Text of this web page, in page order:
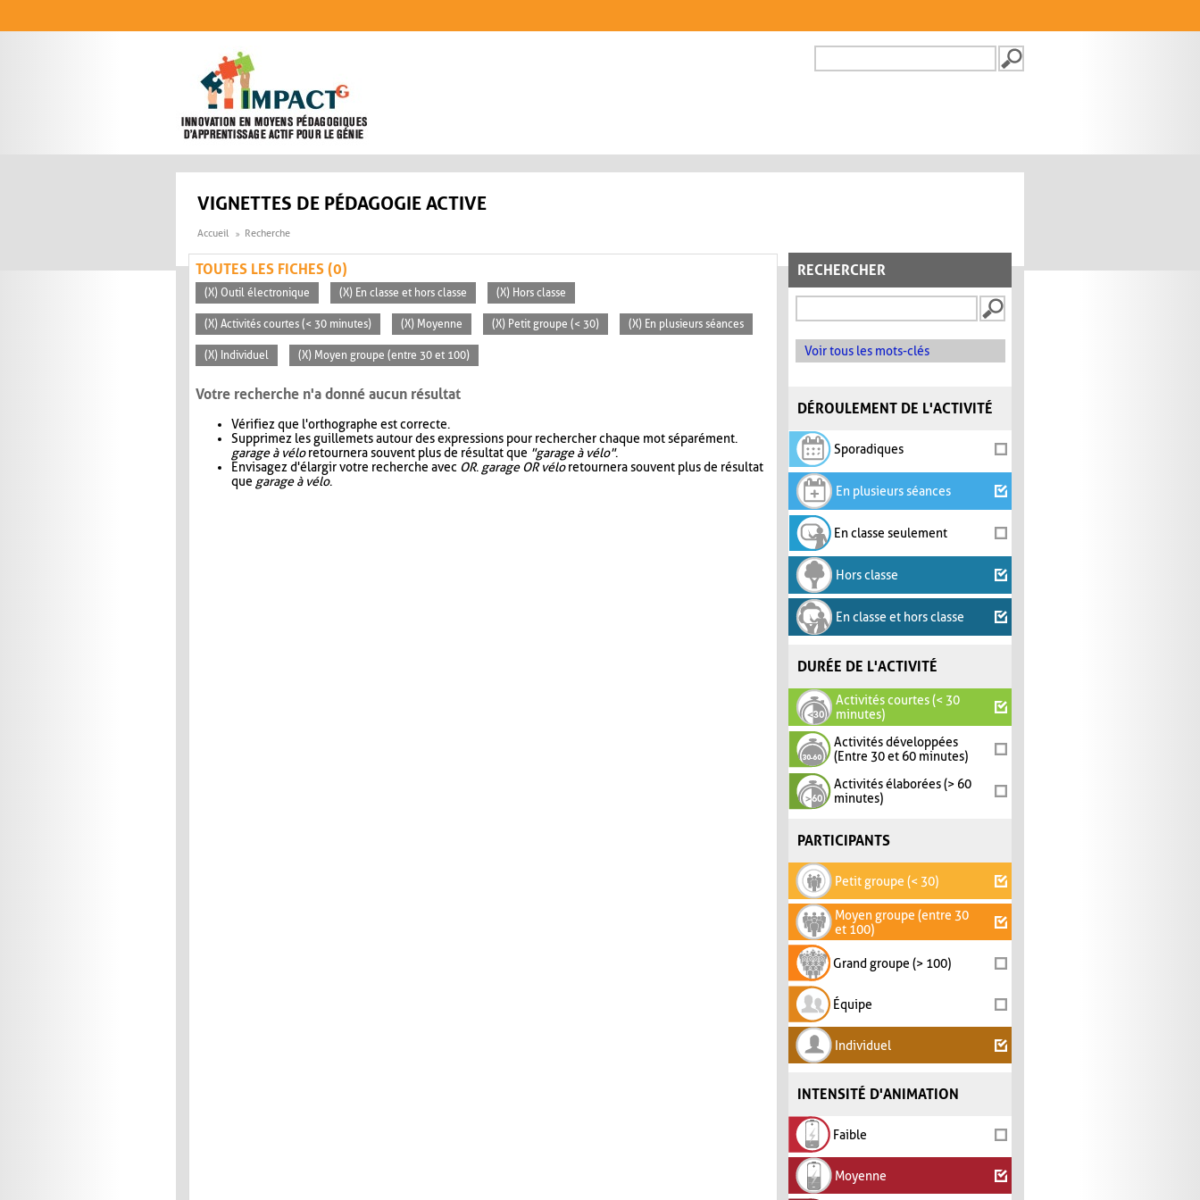
FORMULAIRE DE
VIGNETTES DE PÉDAGOGIE ACTIVE
Accueil Recherche
RECHERCHER
Voir tous les mots-clés
DÉROULEMENT DE L'ACTIVITÉ
Sporadiques
En plusieurs séances
En classe seulement
Hors classe
En classe et hors classe
DURÉE DE L'ACTIVITÉ
Activités courtes (< 30
minutes)
Activités développées
(Entre 30 et 60 minutes)
Activités élaborées (> 60
minutes)
PARTICIPANTS
Petit groupe (< 30)
Moyen groupe (entre 30
et 100)
Grand groupe (> 100)
Équipe
Individuel
INTENSITÉ D'ANIMATION
Faible
Moyenne
TOUTES LES FICHES (0)
(X) Outil électronique (X) En classe et hors classe (X) Hors classe
(X) Activités courtes (< 30 minutes) (X) Moyenne (X) Petit groupe (< 30) (X) En plusieurs séances
(X) Individuel (X) Moyen groupe (entre 30 et 100)
Votre recherche n'a donné aucun résultat
Vérifiez que l'orthographe est correcte.
Supprimez les guillemets autour des expressions pour rechercher chaque mot séparément.
garage à véloretournera souvent plus de résultat que "garage à vélo".
Envisagez d'élargir votre recherche avec OR. garage OR véloretournera souvent plus de résultat
que garage à vélo.